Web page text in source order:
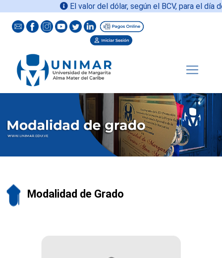
El valor del dólar, según el BCV, para el día
Modalidad de Grado